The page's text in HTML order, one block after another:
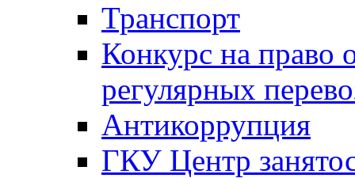
Транспорт
Конкурс на право
регулярных
Антикоррупция
ГКУ Центр